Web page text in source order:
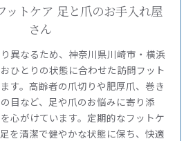
ットケア 足と爪のお手入れ屋
さん
異なるため、神奈川県川崎市・横浜
ひとりの状態に合わせた訪問フット
す。高齢者の爪切りや肥厚爪、巻き
目など、足や爪のお悩みに寄り添
心がけています。定期的なフットケ
を清潔で健やかな状態に保ち、快適